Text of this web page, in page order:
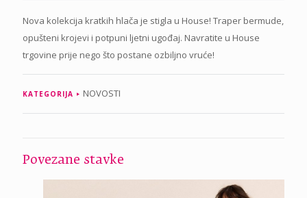
Nova kolekcija kratkih hlača je stigla u House! Traper bermude,
opušteni krojevi i potpuni ljetni ugođaj. Navratite u House
trgovine prije nego što postane ozbiljno vruće!
KATEGORIJA NOVOSTI
Povezane stavke